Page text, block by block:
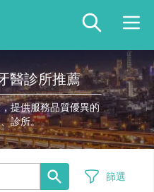
醫診所推薦
提供服務品質優異的
診所。
篩選